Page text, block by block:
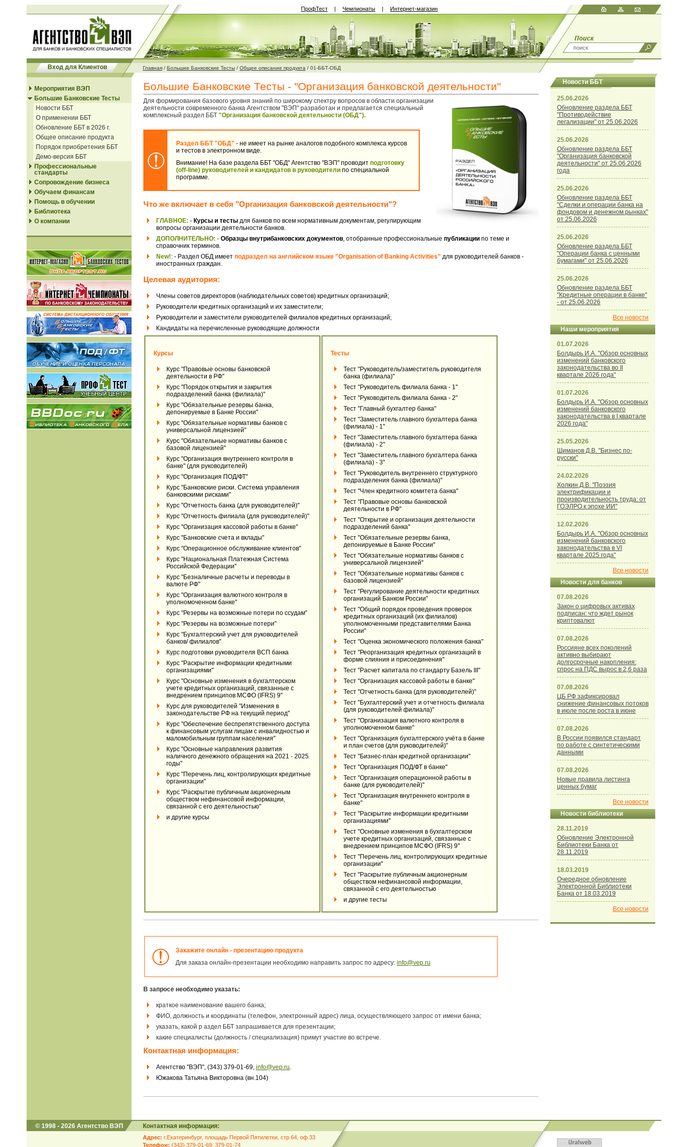
ПрофТест | Чемпионаты | Интернет-магазин
Вход для Клиентов Главная / Большие Банковские Тесты / Общее описание продукта / 01-ББТ-ОБД
Мероприятия ВЭП
Большие Банковские Тесты
Новости ББТ
О применении ББТ
Обновление ББТ в 2026 г.
Общее описание продукта
Порядок приобретения ББТ
Демо-версия ББТ
Профессиональные
стандарты
Сопровождение бизнеса
Обучаем финансам
Помощь в обучении
Библиотека
О компании
Большие Банковские Тесты - "Организация банковской деятельности"
Для формирования базового уровня знаний по широкому спектру вопросов в области организации
деятельности современного банка Агентством "ВЭП" разработан и предлагается специальный
комплексный раздел ББТ "Организация банковской деятельности (ОБД").
Раздел ББТ "ОБД" - не имеет на рынке аналогов подобного комплекса курсов
и тестов в электронном виде.
Внимание! На базе раздела ББТ "ОБД" Агентство "ВЭП" проводит подготовку
(off-line) руководителей и кандидатов в руководители по специальной
программе.
Что же включает в себя "Организация банковской деятельности"?
ГЛАВНОЕ: - Курсы и тесты для банков по всем нормативным документам, регулирующим
вопросы организации деятельности банков.
ДОПОЛНИТЕЛЬНО: - Образцы внутрибанковских документов, отобранные профессиональные публикации по теме и
справочник терминов.
New!: - Раздел ОБД имеет подраздел на английском языке "Organisation of Banking Activities" для руководителей банков -
иностранных граждан.
Целевая аудитория:
Члены советов директоров (наблюдательных советов) кредитных организаций;
Руководители кредитных организаций и их заместители;
Руководители и заместители руководителей филиалов кредитных организаций;
Кандидаты на перечисленные руководящие должности
Курсы
Курс "Правовые основы банковской
деятельности в РФ"
Курс "Порядок открытия и закрытия
подразделений банка (филиала)"
Курс "Обязательные резервы банка,
депонируемые в Банке России"
Курс "Обязательные нормативы банков с
универсальной лицензией"
Курс "Обязательные нормативы банков с
базовой лицензией"
Курс "Организация внутреннего контроля в
банке" (для руководителей)
Курс "Организация ПОД/ФТ"
Курс "Банковские риски. Система управления
банковскими рисками"
Курс "Отчетность банка (для руководителей)"
Курс "Отчетность филиала (для руководителей)"
Курс "Организация кассовой работы в банке"
Курс "Банковские счета и вклады"
Курс "Операционное обслуживание клиентов"
Курс "Национальная Платежная Система
Российской Федерации"
Курс "Безналичные расчеты и переводы в
валюте РФ"
Курс "Организация валютного контроля в
уполномоченном банке"
Курс "Резервы на возможные потери по ссудам"
Курс "Резервы на возможные потери"
Курс "Бухгалтерский учет для руководителей
банков/ филиалов"
Курс подготовки руководителя ВСП банка
Курс "Раскрытие информации кредитными
организациями"
Курс "Основные изменения в бухгалтерском
учете кредитных организаций, связанные с
внедрением принципов МСФО (IFRS) 9"
Курс для руководителей "Изменения в
законодательстве РФ на текущий период"
Курс "Обеспечение беспрепятственного доступа
к финансовым услугам лицам с инвалидностью и
маломобильным группам населения"
Курс "Основные направления развития
наличного денежного обращения на 2021 - 2025
годы"
Курс "Перечень лиц, контролирующих кредитные
организации"
Курс "Раскрытие публичным акционерным
обществом нефинансовой информации,
связанной с его деятельностью"
и другие курсы
Тесты
Тест "Руководитель/заместитель руководителя
банка (филиала)"
Тест "Руководитель филиала банка - 1"
Тест "Руководитель филиала банка - 2"
Тест "Главный бухгалтер банка"
Тест "Заместитель главного бухгалтера банка
(филиала) - 1"
Тест "Заместитель главного бухгалтера банка
(филиала) - 2"
Тест "Заместитель главного бухгалтера банка
(филиала) - 3"
Тест "Руководитель внутреннего структурного
подразделения банка (филиала)"
Тест "Член кредитного комитета банка"
Тест "Правовые основы банковской
деятельности в РФ"
Тест "Открытие и организация деятельности
подразделений банка"
Тест "Обязательные резервы банка,
депонируемые в Банке России"
Тест "Обязательные нормативы банков с
универсальной лицензией"
Тест "Обязательные нормативы банков с
базовой лицензией"
Тест "Регулирование деятельности кредитных
организаций Банком России"
Тест "Общий порядок проведения проверок
кредитных организаций (их филиалов)
уполномоченными представителями Банка
России"
Тест "Оценка экономического положения банка"
Тест "Реорганизация кредитных организаций в
форме слияния и присоединения"
Тест "Расчет капитала по стандарту Базель III"
Тест "Организация кассовой работы в банке"
Тест "Отчетность банка (для руководителей)"
Тест "Бухгалтерский учет и отчетность филиала
(для руководителей филиала)"
Тест "Организация валютного контроля в
уполномоченном банке"
Тест "Организация бухгалтерского учёта в банке
и план счетов (для руководителей)"
Тест "Бизнес-план кредитной организации"
Тест "Организация ПОД/ФТ в банке"
Тест "Организация операционной работы в
банке (для руководителей)"
Тест "Организация внутреннего контроля в
банке"
Тест "Раскрытие информации кредитными
организациями"
Тест "Основные изменения в бухгалтерском
учете кредитных организаций, связанные с
внедрением принципов МСФО (IFRS) 9"
Тест "Перечень лиц, контролирующих кредитные
организации"
Тест "Раскрытие публичным акционерным
обществом нефинансовой информации,
связанной с его деятельностью
и другие тесты
Закажите онлайн - презентацию продукта
Для заказа онлайн-презентации необходимо направить запрос по адресу: info@vep.ru
В запросе необходимо указать:
краткое наименование вашего банка;
ФИО, должность и координаты (телефон, электронный адрес) лица, осуществляющего запрос от имени банка;
указать, какой р аздел ББТ запрашивается для презентации;
какие специалисты (должность / специализация) примут участие во встрече.
Контактная информация:
Агентство "ВЭП", (343) 379-01-69, info@vep.ru.
Южакова Татьяна Викторовна (вн.104)
Новости ББТ
25.06.2026
Обновление раздела ББТ
"Противодействие
легализации" от 25.06.2026
25.06.2026
Обновление раздела ББТ
"Организация банковской
деятельности" от 25.06.2026
года
25.06.2026
Обновление раздела ББТ
"Сделки и операции банка на
фондовом и денежном рынках"
от 25.06.2026
25.06.2026
Обновление раздела ББТ
"Операции банка с ценными
бумагами" от 25.06.2026
25.06.2026
Обновление раздела ББТ
"Кредитные операции в банке"
- от 25.06.2026
Все новости
Наши мероприятия
01.07.2026
Болдырь И.А. "Обзор основных
изменений банковского
законодательства во II
квартале 2026 года"
01.07.2026
Болдырь И.А. "Обзор основных
изменений банковского
законодательства в I квартале
2026 года"
25.05.2026
Шиманов Д.В. "Бизнес по-
русски"
24.02.2026
Холкин Д.В. "Поэзия
электрификации и
производительность труда: от
ГОЭЛРО к эпохе ИИ"
12.02.2026
Болдырь И.А. "Обзор основных
изменений банковского
законодательства в VI
квартале 2025 года"
Все новости
Новости для банков
07.08.2026
Закон о цифровых активах
подписан: что ждет рынок
криптовалют
07.08.2026
Россияне всех поколений
активно выбирают
долгосрочные накопления:
спрос на ПДС вырос в 2,6 раза
07.08.2026
ЦБ РФ зафиксировал
снижение финансовых потоков
в июле после роста в июне
07.08.2026
В России появился стандарт
по работе с синтетическими
данными
07.08.2026
Новые правила листинга
ценных бумаг
Все новости
Новости библиотеки
28.11.2019
Обновление Электронной
Библиотеки Банка от
28.11.2019
18.03.2019
Очередное обновление
Электронной Библиотеки
Банка от 18.03.2019
Все новости
© 1998 - 2026 Агентство ВЭП Контактная информация:
Адрес: г.Екатеринбург, площадь Первой Пятилетки, стр.64, оф.33
Телефон: (343) 379-01-69; 379-01-74